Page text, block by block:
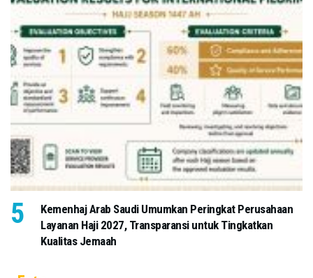
Kemenhaj Arab Saudi Umumkan Peringkat Perusahaan
Layanan Haji 2027, Transparansi untuk Tingkatkan
Kualitas Jemaah